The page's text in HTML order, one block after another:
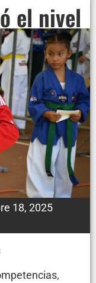
el nivel
18, 2025